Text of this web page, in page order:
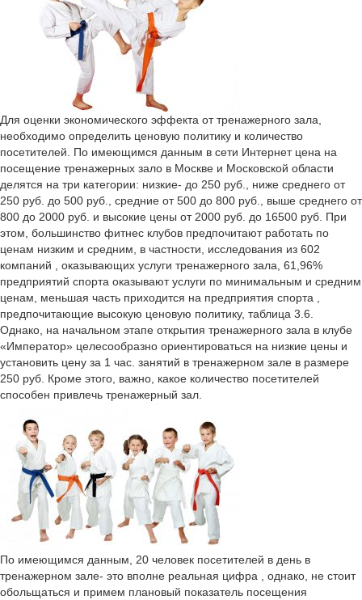
Для оценки экономического эффекта от тренажерного зала,
необходимо определить ценовую политику и количество
посетителей. По имеющимся данным в сети Интернет цена на
посещение тренажерных зало в Москве и Московской области
делятся на три категории: низкие- до 250 руб., ниже среднего от
250 руб. до 500 руб., средние от 500 до 800 руб., выше среднего от
800 до 2000 руб. и высокие цены от 2000 руб. до 16500 руб. При
этом, большинство фитнес клубов предпочитают работать по
ценам низким и средним, в частности, исследования из 602
компаний , оказывающих услуги тренажерного зала, 61,96%
предприятий спорта оказывают услуги по минимальным и средним
ценам, меньшая часть приходится на предприятия спорта ,
предпочитающие высокую ценовую политику, таблица 3.6.
Однако, на начальном этапе открытия тренажерного зала в клубе
«Император» целесообразно ориентироваться на низкие цены и
установить цену за 1 час. занятий в тренажерном зале в размере
250 руб. Кроме этого, важно, какое количество посетителей
способен привлечь тренажерный зал.
По имеющимся данным, 20 человек посетителей в день в
тренажерном зале- это вполне реальная цифра , однако, не стоит
обольщаться и примем плановый показатель посещения